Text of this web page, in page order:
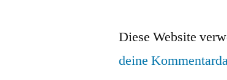
Diese Website
deine